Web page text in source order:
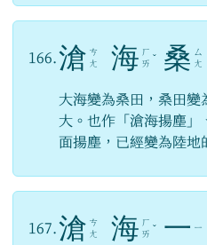
166. 滄 ㄘ
ㄤ
海 ㄏ
ㄞ ˇ 桑 ㄙ
ㄤ
大海變為桑田，桑田變
大。也作「滄海揚塵」
面揚塵，已經變為陸地
167. 滄 ㄘ
ㄤ
海 ㄏ
ㄞ ˇ 一 ㄧ